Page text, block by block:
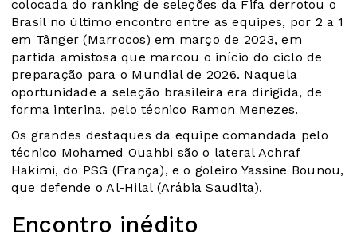
colocada do ranking de seleções da Fifa derrotou o
Brasil no último encontro entre as equipes, por 2 a 1
em Tânger (Marrocos) em março de 2023, em
partida amistosa que marcou o início do ciclo de
preparação para o Mundial de 2026. Naquela
oportunidade a seleção brasileira era dirigida, de
forma interina, pelo técnico Ramon Menezes.
Os grandes destaques da equipe comandada pelo
técnico Mohamed Ouahbi são o lateral Achraf
Hakimi, do PSG (França), e o goleiro Yassine Bounou,
que defende o Al-Hilal (Arábia Saudita).
Encontro inédito